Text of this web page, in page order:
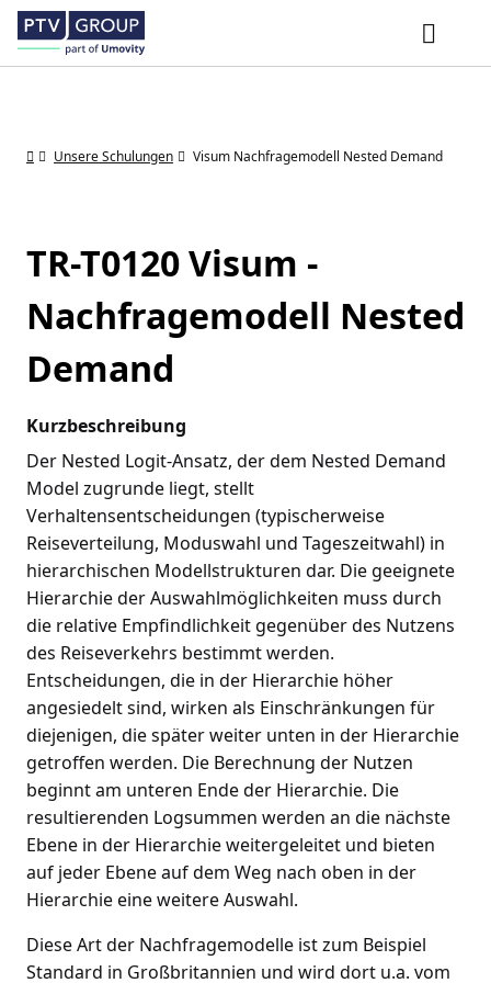
Unsere Schulungen Visum Nachfragemodell Nested Demand
TR-T0120 Visum -
Nachfragemodell Nested
Demand
Kurzbeschreibung
Der Nested Logit-Ansatz, der dem Nested Demand
Model zugrunde liegt, stellt
Verhaltensentscheidungen (typischerweise
Reiseverteilung, Moduswahl und Tageszeitwahl) in
hierarchischen Modellstrukturen dar. Die geeignete
Hierarchie der Auswahlmöglichkeiten muss durch
die relative Empfindlichkeit gegenüber des Nutzens
des Reiseverkehrs bestimmt werden.
Entscheidungen, die in der Hierarchie höher
angesiedelt sind, wirken als Einschränkungen für
diejenigen, die später weiter unten in der Hierarchie
getroffen werden. Die Berechnung der Nutzen
beginnt am unteren Ende der Hierarchie. Die
resultierenden Logsummen werden an die nächste
Ebene in der Hierarchie weitergeleitet und bieten
auf jeder Ebene auf dem Weg nach oben in der
Hierarchie eine weitere Auswahl.
Diese Art der Nachfragemodelle ist zum Beispiel
Standard in Großbritannien und wird dort u.a. vom